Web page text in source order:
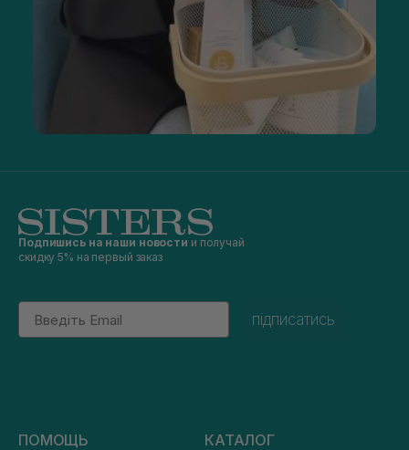
Подпишись на наши новости и получай
скидку 5% на первый заказ
Email
підписатись
ПОМОЩЬ КАТАЛОГ